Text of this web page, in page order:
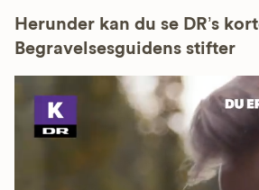
Herunder kan du se DR’s
Begravelsesguidens stifter